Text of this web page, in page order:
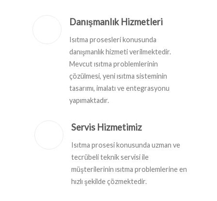
Danışmanlık Hizmetleri
Isıtma prosesleri konusunda
danışmanlık hizmeti verilmektedir.
Mevcut ısıtma problemlerinin
çözülmesi, yeni ısıtma sisteminin
tasarımı, imalatı ve entegrasyonu
yapımaktadır.
Servis Hizmetimiz
Isıtma prosesi konusunda uzman ve
tecrübeli teknik servisi ile
müşterilerinin ısıtma problemlerine en
hızlı şekilde çözmektedir.